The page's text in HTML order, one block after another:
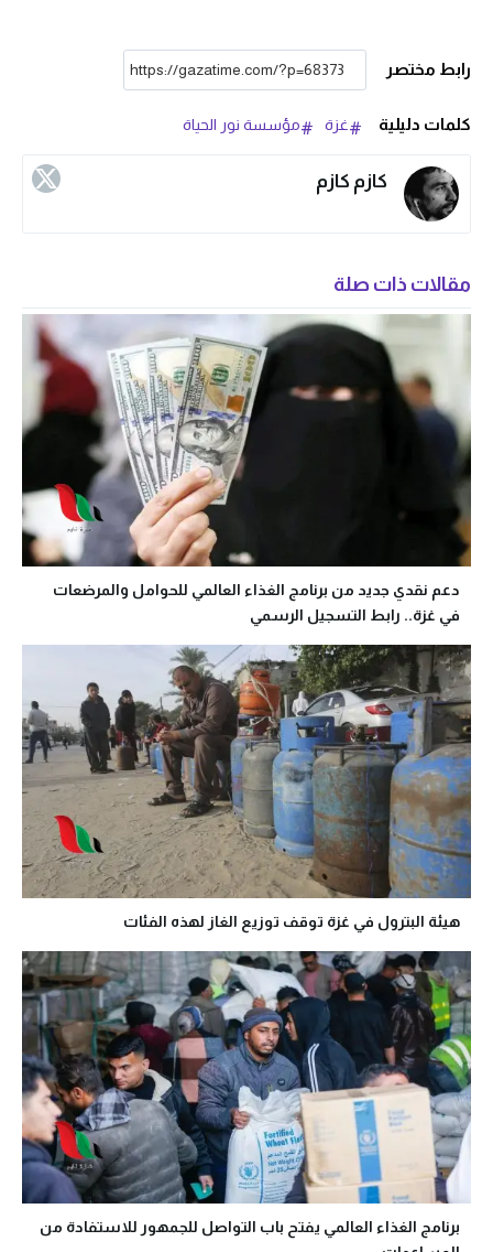
رابط مختصر
كلمات دليلية غزة مؤسسة نور الحياة
كازم كازم
مقالات ذات صلة
دعم نقدي جديد من برنامج الغذاء العالمي للحوامل والمرضعات
في غزة.. رابط التسجيل الرسمي
هيئة البترول في غزة توقف توزيع الغاز لهذه الفئات
برنامج الغذاء العالمي يفتح باب التواصل للجمهور للاستفادة من